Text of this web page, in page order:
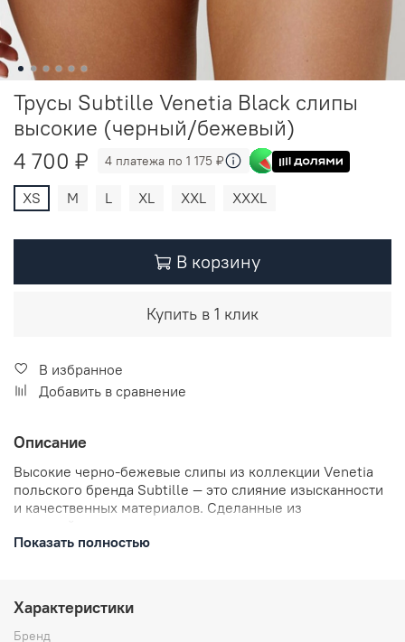
Трусы Subtille Venetia Black слипы
высокие (черный/бежевый)
4 700 ₽
4 платежа по 1 175 ₽
XS M L XL XXL XXXL
В корзину
Купить в 1 клик
В избранное
Добавить в сравнение
Описание
Высокие черно-бежевые слипы из коллекции Venetia
польского бренда Subtille — это слияние изысканности
и качественных материалов. Сделанные из
эффектно выглядят, но и обеспечивают комфортное
незаметной под одеждой. Трусики Venetia Black —
идеальный выбор для тех, кто ценит красоту и удобство.
Показать полностью
Характеристики
Бренд